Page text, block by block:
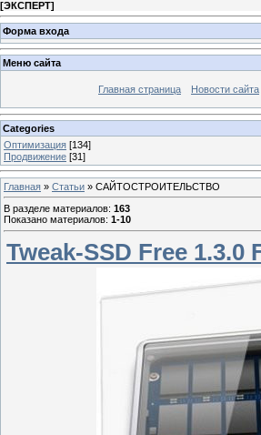
[ЭКСПЕРТ]
Форма входа
Меню сайта
Главная страница Новости сайта
Categories
Оптимизация [134]
Продвижение [31]
Главная » Статьи » САЙТОСТРОИТЕЛЬСТВО
В разделе материалов: 163
Показано материалов: 1-10
Tweak-SSD Free 1.3.0